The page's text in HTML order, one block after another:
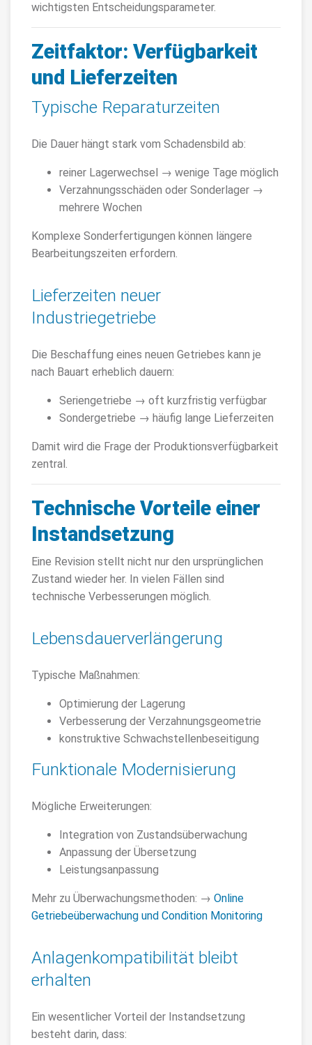
wichtigsten Entscheidungsparameter.
Zeitfaktor: Verfügbarkeit
und Lieferzeiten
Typische Reparaturzeiten
Die Dauer hängt stark vom Schadensbild ab:
reiner Lagerwechsel → wenige Tage möglich
Verzahnungsschäden oder Sonderlager →
mehrere Wochen
Komplexe Sonderfertigungen können längere
Bearbeitungszeiten erfordern.
Lieferzeiten neuer
Industriegetriebe
Die Beschaffung eines neuen Getriebes kann je
nach Bauart erheblich dauern:
Seriengetriebe → oft kurzfristig verfügbar
Sondergetriebe → häufig lange Lieferzeiten
Damit wird die Frage der Produktionsverfügbarkeit
zentral.
Technische Vorteile einer
Instandsetzung
Eine Revision stellt nicht nur den ursprünglichen
Zustand wieder her. In vielen Fällen sind
technische Verbesserungen möglich.
Lebensdauerverlängerung
Typische Maßnahmen:
Optimierung der Lagerung
Verbesserung der Verzahnungsgeometrie
konstruktive Schwachstellenbeseitigung
Funktionale Modernisierung
Mögliche Erweiterungen:
Integration von Zustandsüberwachung
Anpassung der Übersetzung
Leistungsanpassung
Mehr zu Überwachungsmethoden: → Online
Getriebeüberwachung und Condition Monitoring
Anlagenkompatibilität bleibt
erhalten
Ein wesentlicher Vorteil der Instandsetzung
besteht darin, dass: